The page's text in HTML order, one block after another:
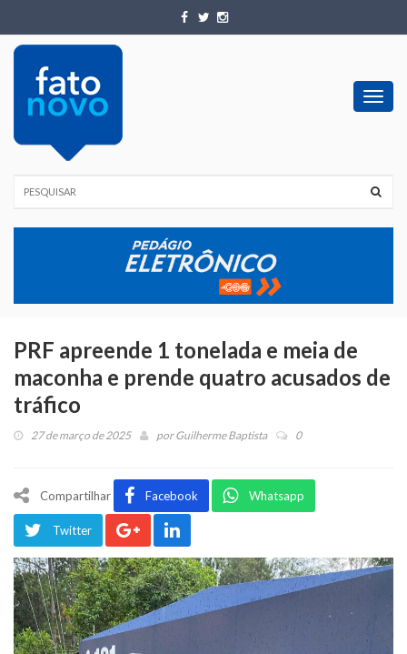
PRF apreende 1 tonelada e meia de
maconha e prende quatro acusados de
tráfico
27 de março de 2025 porGuilherme Baptista 0
Compartilhar Facebook Whatsapp
Twitter